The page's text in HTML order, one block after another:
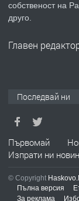
ПРЕДЛАГА
собственост на
друго.
Главен
Последвай ни
Първомай
Изпрати ни
© Copyright
Пълна версия
За реклама